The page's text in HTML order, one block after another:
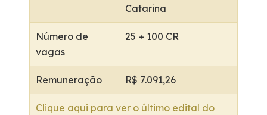
Catarina
Número de
vagas
25 + 100 CR
Remuneração R$ 7.091,26
Clique aqui para ver o último edital do